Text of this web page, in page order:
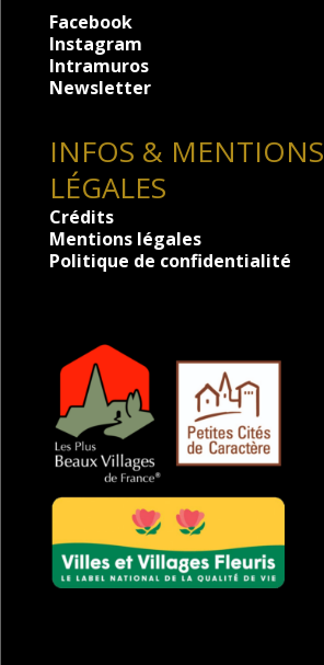
Facebook
Instagram
Intramuros
Newsletter
INFOS & MENTIONS
LÉGALES
Crédits
Mentions légales
Politique de confidentialité